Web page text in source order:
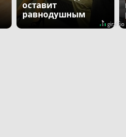
оставит
равнодушным